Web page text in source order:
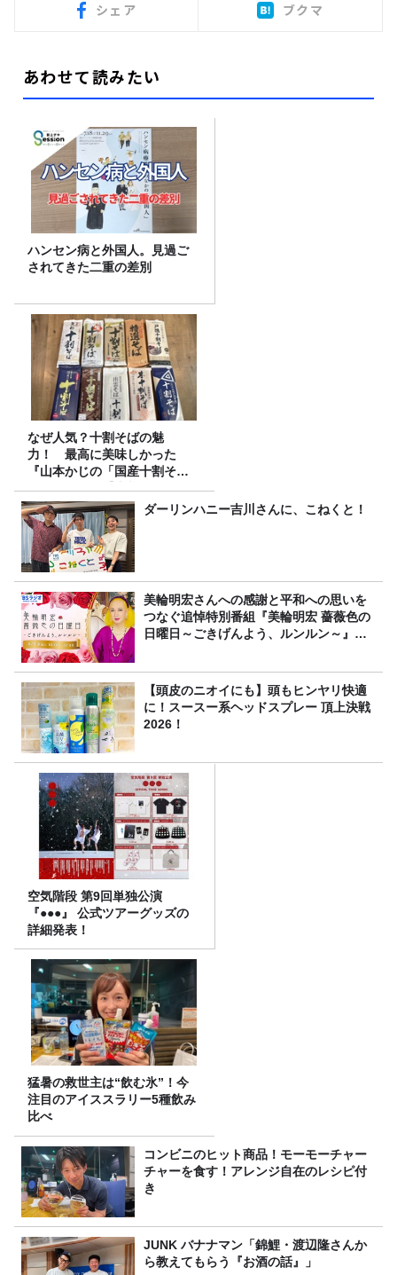
シェア ブクマ
あわせて読みたい
ハンセン病と外国人。見過ご
されてきた二重の差別
なぜ人気？十割そばの魅
力！ 最高に美味しかった
『山本かじの「国産十割そ
ば」』とは？【十割そば10種
食べ比べ】
ダーリンハニー吉川さんに、こねくと！
美輪明宏さんへの感謝と平和への思いを
つなぐ追悼特別番組『美輪明宏 薔薇色の
日曜日～ごきげんよう、ルンルン～』
【頭皮のニオイにも】頭もヒンヤリ快適
に！スースー系ヘッドスプレー 頂上決戦
2026！
空気階段 第9回単独公演
『●●●』 公式ツアーグッズの
詳細発表！
猛暑の救世主は“飲む氷”！今
注目のアイススラリー5種飲み
比べ
コンビニのヒット商品！モーモーチャー
チャーを食す！アレンジ自在のレシピ付
き
JUNK バナナマン「錦鯉・渡辺隆さんか
ら教えてもらう『お酒の話』」